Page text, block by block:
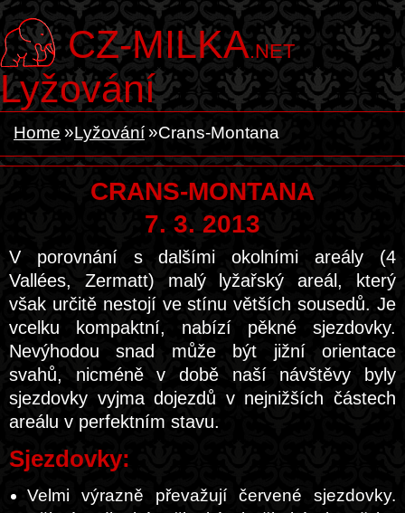
CZ-MILKA.NET
Lyžování
Home Lyžování Crans-Montana
CRANS-MONTANA
7. 3. 2013
V porovnání s dalšími okolními areály (4
Vallées, Zermatt) malý lyžařský areál, který
však určitě nestojí ve stínu větších sousedů. Je
vcelku kompaktní, nabízí pěkné sjezdovky.
Nevýhodou snad může být jižní orientace
svahů, nicméně v době naší návštěvy byly
sjezdovky vyjma dojezdů v nejnižších částech
areálu v perfektním stavu.
Sjezdovky:
Velmi výrazně převažují červené sjezdovky.